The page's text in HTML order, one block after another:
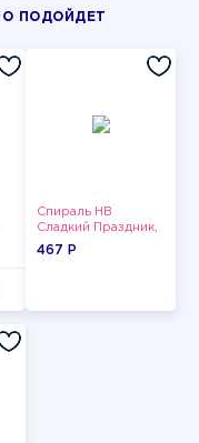
ПОДОЙДЕТ
Спираль HB
Сладкий Праздник,
12 шт.
467 P